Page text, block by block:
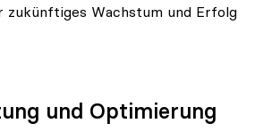
zukünftiges Wachstum und Erfolg
und Optimierung